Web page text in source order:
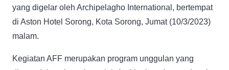
yang digelar oleh Archipelagho International, bertempat
di Aston Hotel Sorong, Kota Sorong, Jumat (10/3/2023)
malam.
Kegiatan AFF merupakan program unggulan yang